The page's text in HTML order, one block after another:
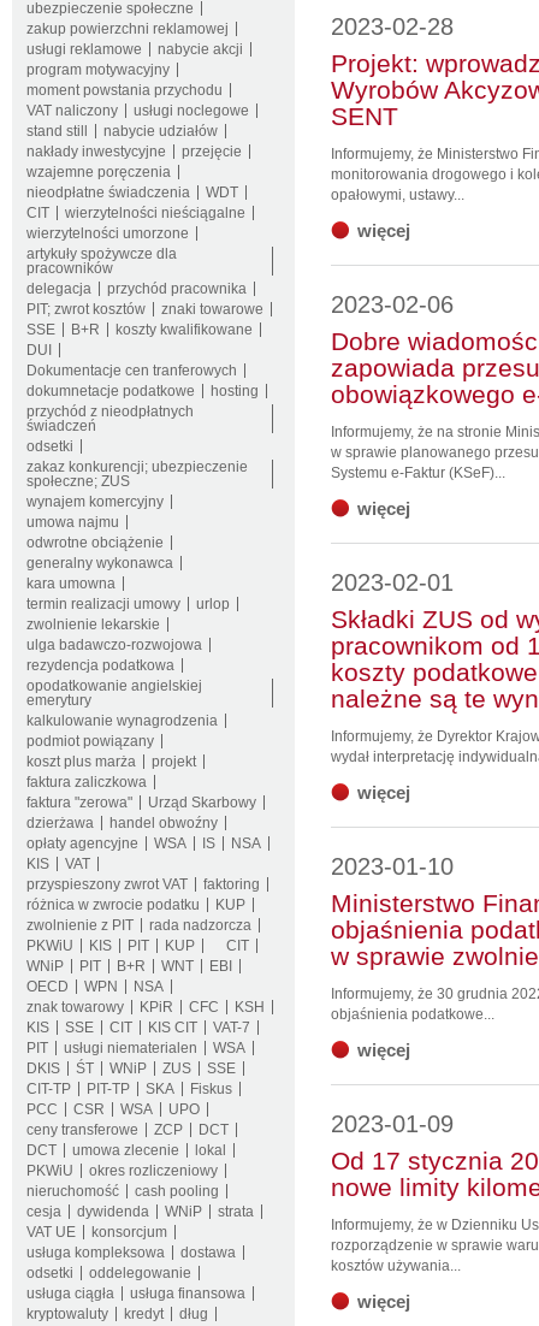
ubezpieczenie społeczne
zakup powierzchni reklamowej
usługi reklamowe
nabycie akcji
program motywacyjny
moment powstania przychodu
VAT naliczony
usługi noclegowe
stand still
nabycie udziałów
nakłady inwestycyjne
przejęcie
wzajemne poręczenia
nieodpłatne świadczenia
WDT
CIT
wierzytelności nieściągalne
wierzytelności umorzone
artykuły spożywcze dla
pracowników
delegacja
przychód pracownika
PIT; zwrot kosztów
znaki towarowe
SSE
B+R
koszty kwalifikowane
DUI
Dokumentacje cen tranferowych
dokumnetacje podatkowe
hosting
przychód z nieodpłatnych
świadczeń
odsetki
zakaz konkurencji; ubezpieczenie
społeczne; ZUS
wynajem komercyjny
umowa najmu
odwrotne obciążenie
generalny wykonawca
kara umowna
termin realizacji umowy
urlop
zwolnienie lekarskie
ulga badawczo-rozwojowa
rezydencja podatkowa
opodatkowanie angielskiej
emerytury
kalkulowanie wynagrodzenia
podmiot powiązany
koszt plus marża
projekt
faktura zaliczkowa
faktura "zerowa"
Urząd Skarbowy
dzierżawa
handel obwoźny
opłaty agencyjne
WSA IS
NSA
KIS
VAT
przyspieszony zwrot VAT
faktoring
różnica w zwrocie podatku
KUP
zwolnienie z PIT
rada nadzorcza
PKWiU
KIS PIT KUP
CIT
WNiP
PIT B+R WNT
EBI
OECD
WPN
NSA
znak towarowy
KPiR CFC
KSH
KIS
SSE CIT KIS CIT
VAT-7
PIT
usługi niematerialen
WSA
DKIS
ŚT WNiP ZUS
SSE
CIT-TP
PIT-TP SKA
Fiskus
PCC
CSR WSA
UPO
ceny transferowe
ZCP
DCT
DCT
umowa zlecenie
lokal
PKWiU
okres rozliczeniowy
nieruchomość
cash pooling
cesja
dywidenda WNiP
strata
VAT UE
konsorcjum
usługa kompleksowa
dostawa
odsetki
oddelegowanie
usługa ciągła
usługa finansowa
kryptowaluty
kredyt
dług
2023-02-28
Projekt:
Wyrobów
SENT
Informujemy, że Ministerstwo
monitorowania drogowego i
opałowymi, ustawy...
więcej
2023-02-06
Dobre
zapowiada
obowiązkowego
Informujemy, że na stronie
w sprawie planowanego
Systemu e-Faktur (KSeF)...
więcej
2023-02-01
Składki ZUS od
pracownikom od
koszty
należne są te
Informujemy, że Dyrektor
wydał interpretację
więcej
2023-01-10
Ministerstwo
objaśnienia
w sprawie
Informujemy, że 30 grudnia
objaśnienia podatkowe...
więcej
2023-01-09
Od 17 stycznia
nowe limity
Informujemy, że w Dzienniku
rozporządzenie w sprawie
kosztów używania...
więcej